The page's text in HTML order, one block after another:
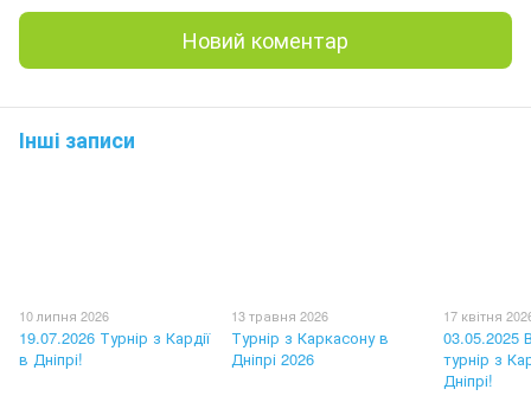
Новий коментар
Інші записи
10 липня 2026
19.07.2026 Турнір з Кардії
в Дніпрі!
13 травня 2026
Турнір з Каркасону в
Дніпрі 2026
17 квітня
03.05.2025
турнір з
Дніпрі!